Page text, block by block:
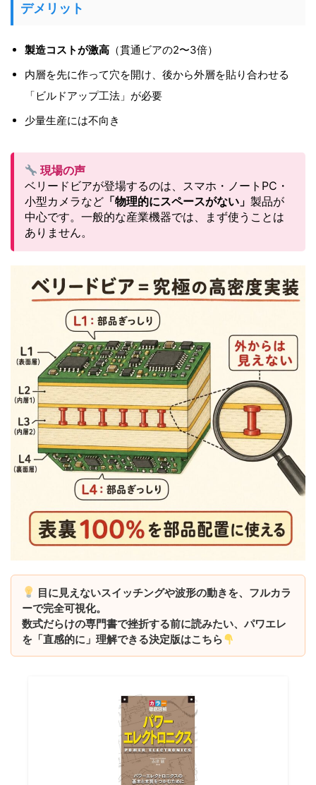
デメリット
製造コストが激高 （貫通ビアの2〜3倍）
内層を先に作って穴を開け、後から外層を貼り合わせる
「ビルドアップ工法」が必要
少量生産には不向き
現場の声
ベリードビアが登場するのは、スマホ・ノートPC・
小型カメラなど 「物理的にスペースがない」 製品が
中心です。一般的な産業機器では、まず使うことは
ありません。
目に見えないスイッチングや波形の動きを、フルカラ
ーで完全可視化。
数式だらけの専門書で挫折する前に読みたい、パワエレ
を「直感的に」理解できる決定版はこちら